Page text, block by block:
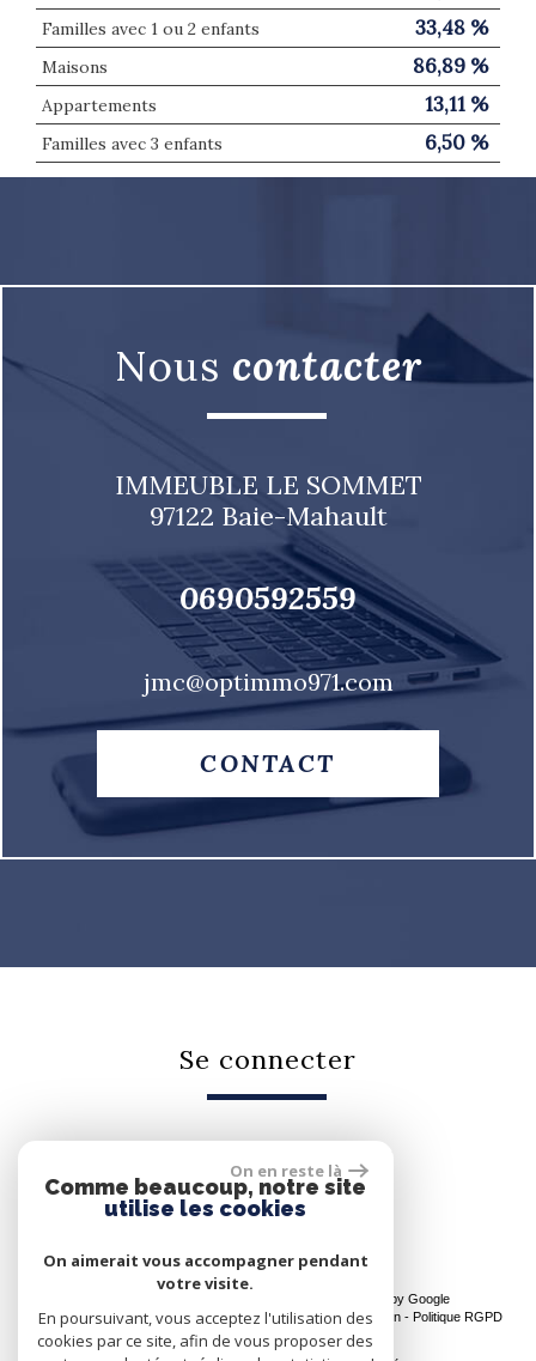
Familles avec 1 ou 2 enfants 33,48 %
Maisons 86,89 %
Appartements 13,11 %
Familles avec 3 enfants 6,50 %
nous contacter
IMMEUBLE LE SOMMET
97122 Baie-Mahault
0690592559
jmc@optimmo971.com
CONTACT
se connecter
Espace propriétaire
© 2026 | Tous droits réservés | Traduction powered by Google
Plan du site-Mentions légales-Nos honoraires-Liens-Admin- Politique RGPD
Site internet compatible multi-supports,
On en reste là
Comme beaucoup, notre site
utilise les cookies
On aimerait vous accompagner pendant
votre visite.
En poursuivant, vous acceptez l'utilisation des
cookies par ce site, afin de vous proposer des